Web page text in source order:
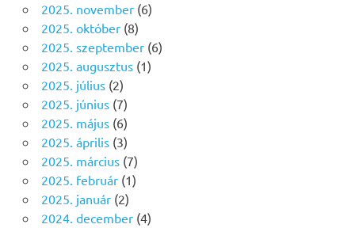
2025. november(6)
2025. október(8)
2025. szeptember(6)
2025. augusztus(1)
2025. július(2)
2025. június(7)
2025. május(6)
2025. április(3)
2025. március(7)
2025. február(1)
2025. január(2)
2024. december(4)